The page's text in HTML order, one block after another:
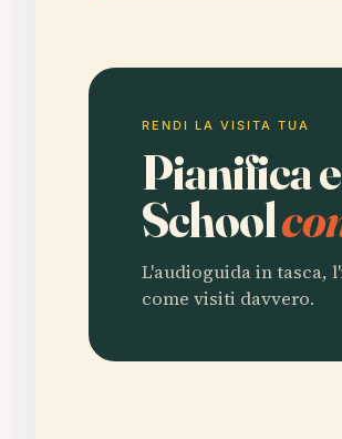
RENDI LA VISITA TUA
Pianifica
School
L'audioguida in tasca,
come visiti davvero.